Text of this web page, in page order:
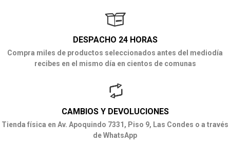
DESPACHO 24 HORAS
Compra miles de productos seleccionados antes del mediodía
recibes en el mismo día en cientos de comunas
CAMBIOS Y DEVOLUCIONES
Tienda física en Av. Apoquindo 7331, Piso 9, Las Condes o a través
de WhatsApp